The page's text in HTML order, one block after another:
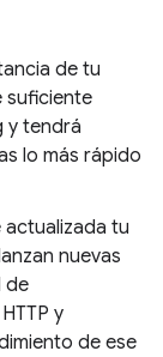
de tu
suficiente
y tendrá
lo más rápido
actualizada tu
nuevas
de
y
de ese